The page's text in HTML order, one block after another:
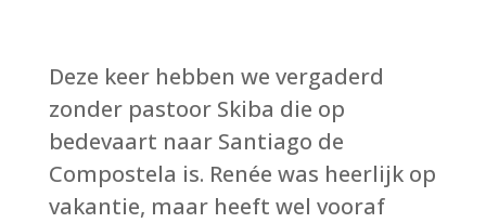
Deze keer hebben we vergaderd
zonder pastoor Skiba die op
bedevaart naar Santiago de
Compostela is. Renée was heerlijk op
vakantie, maar heeft wel vooraf